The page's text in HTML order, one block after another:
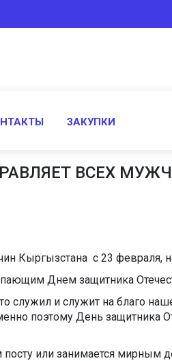
ЗАКУПКИ
ВСЕХ
Кыргызстана с 23 февраля,
Днем защитника
служил и служит на благо
поэтому День защитника
или занимается мирным